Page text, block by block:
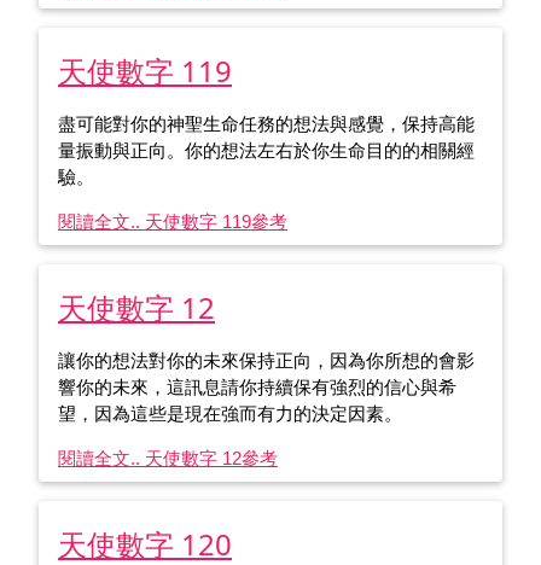
天使數字 119
盡可能對你的神聖生命任務的想法與感覺，保持高能
量振動與正向。你的想法左右於你生命目的的相關經
驗。
閱讀全文.. 天使數字 119參考
天使數字 12
讓你的想法對你的未來保持正向，因為你所想的會影
響你的未來，這訊息請你持續保有強烈的信心與希
望，因為這些是現在強而有力的決定因素。
閱讀全文.. 天使數字 12參考
天使數字 120